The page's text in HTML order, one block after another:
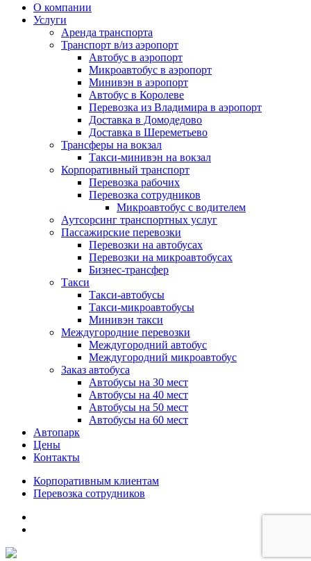
О компании
Услуги
Аренда транспорта
Транспорт в/из аэропорт
Автобус в аэропорт
Микроавтобус в аэропорт
Минивэн в аэропорт
Автобус в Королеве
Перевозка из Владимира в аэропорт
Доставка в Домодедово
Доставка в Шереметьево
Трансферы на вокзал
Такси-минивэн на вокзал
Корпоративный транспорт
Перевозка рабочих
Перевозка сотрудников
Микроавтобус с водителем
Аутсорсинг транспортных услуг
Пассажирские перевозки
Перевозки на автобусах
Перевозки на микроавтобусах
Бизнес-трансфер
Такси
Такси-автобусы
Такси-микроавтобусы
Минивэн такси
Междугородние перевозки
Междугородний автобус
Междугородний микроавтобус
Заказ автобуса
Автобусы на 30 мест
Автобусы на 40 мест
Автобусы на 50 мест
Автобусы на 60 мест
Автопарк
Цены
Контакты
Корпоративным клиентам
Перевозка сотрудников